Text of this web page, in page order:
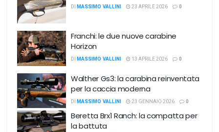
DI MASSIMO VALLINI 23 APRILE 2026 0
Franchi: le due nuove carabine
Horizon
DI MASSIMO VALLINI 13 APRILE 2026 0
Walther Gs3: la carabina reinventata
per la caccia moderna
DI MASSIMO VALLINI 23 GENNAIO 2026 0
Beretta Brx1 Ranch: la compatta per
la battuta